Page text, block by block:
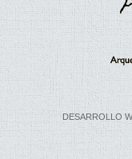
DESARROLLO